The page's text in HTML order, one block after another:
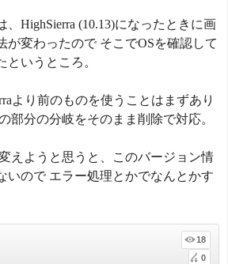
、HighSierra (10.13)になったときに画
が変わったので そこでOSを確認して
いうところ。
より前のものを使うことはまずあり
部分の分岐をそのまま削除で対応。
えようと思うと、このバージョン情
いので エラー処理とかでなんとかす
18
0